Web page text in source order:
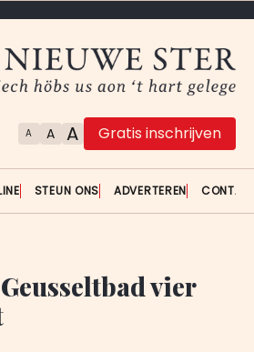
A A A Gratis inschrijven
STEUN ONS ADVERTEREN
vier